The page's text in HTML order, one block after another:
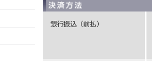
銀行振込（前払）